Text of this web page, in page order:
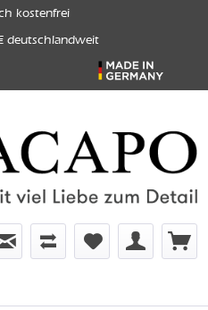
kostenfrei
deutschlandweit